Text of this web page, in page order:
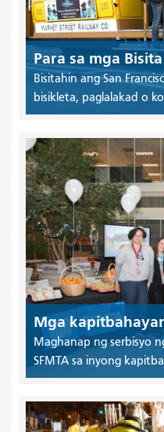
Para sa mga Bisita
Bisitahin ang San
bisikleta, paglalakad o
Mga
Maghanap ng serbisyo
SFMTA sa inyong